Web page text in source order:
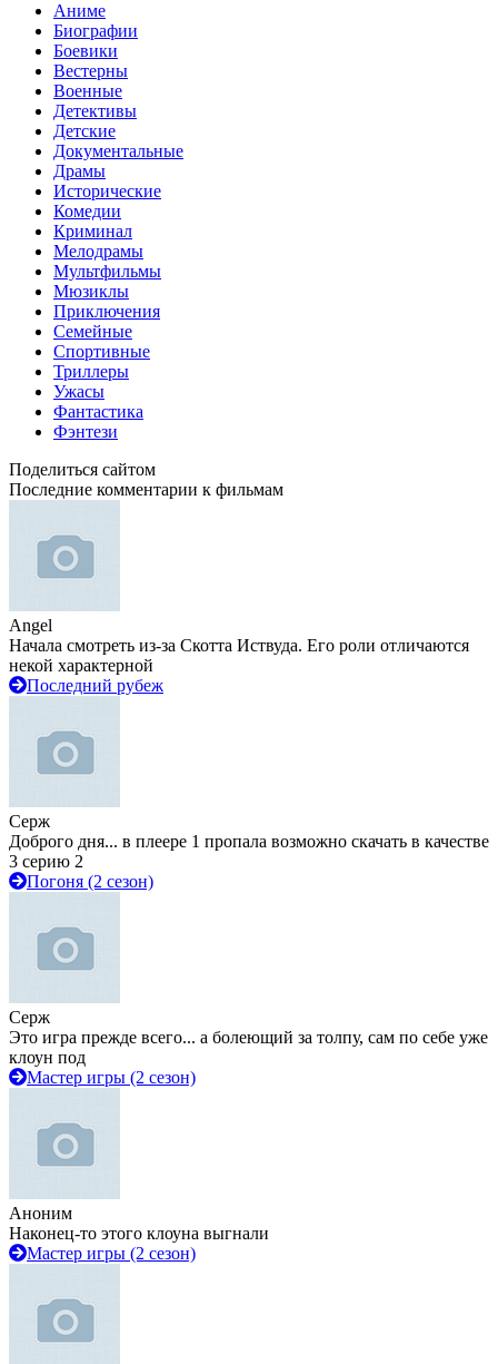
Аниме
Биографии
Боевики
Вестерны
Военные
Детективы
Детские
Документальные
Драмы
Исторические
Комедии
Криминал
Мелодрамы
Мультфильмы
Мюзиклы
Приключения
Семейные
Спортивные
Триллеры
Ужасы
Фантастика
Фэнтези
Поделиться сайтом
Последние комментарии к фильмам
Angel
Начала смотреть из-за Скотта Иствуда. Его роли отличаются
некой характерной
Последний рубеж
Серж
Доброго дня... в плеере 1 пропала возможно скачать в качестве
3 серию 2
Погоня (2 сезон)
Серж
Это игра прежде всего... а болеющий за толпу, сам по себе уже
клоун под
Мастер игры (2 сезон)
Аноним
Наконец-то этого клоуна выгнали
Мастер игры (2 сезон)